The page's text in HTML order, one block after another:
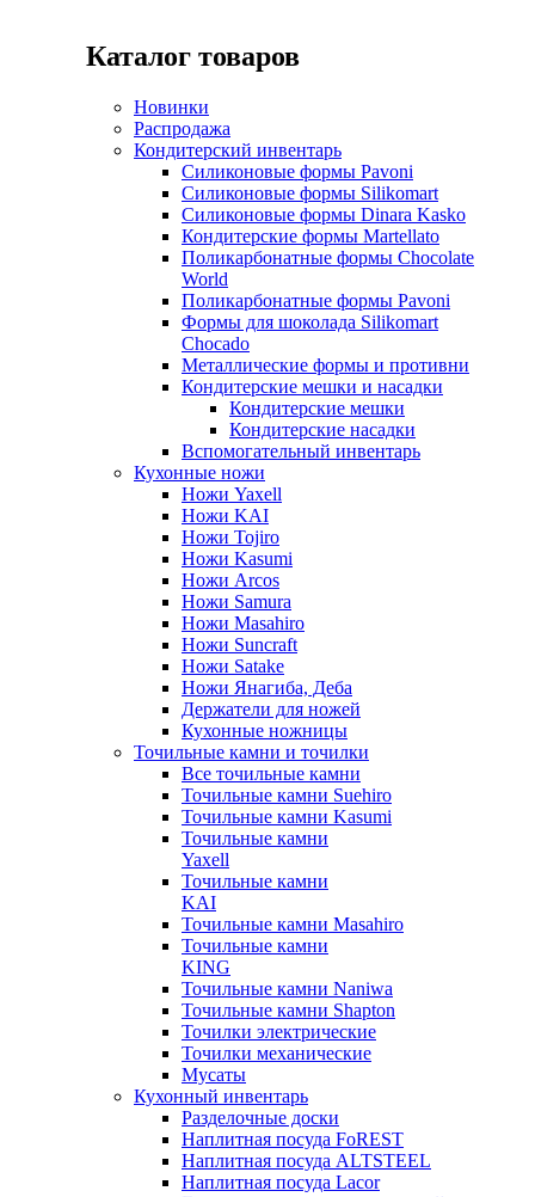
Каталог товаров
Новинки
Распродажа
Кондитерский инвентарь
Силиконовые формы Pavoni
Силиконовые формы Silikomart
Силиконовые формы Dinara Kasko
Кондитерские формы Martellato
Поликарбонатные формы Chocolate
World
Поликарбонатные формы Pavoni
Формы для шоколада Silikomart
Chocado
Металлические формы и противни
Кондитерские мешки и насадки
Кондитерские мешки
Кондитерские насадки
Вспомогательный инвентарь
Кухонные ножи
Ножи Yaxell
Ножи KAI
Ножи Tojiro
Ножи Kasumi
Ножи Arcos
Ножи Samura
Ножи Masahiro
Ножи Suncraft
Ножи Satake
Ножи Янагиба, Деба
Держатели для ножей
Кухонные ножницы
Точильные камни и точилки
Все точильные камни
Точильные камни Suehiro
Точильные камни Kasumi
Точильные камни
Yaxell
Точильные камни
KAI
Точильные камни Masahiro
Точильные камни
KING
Точильные камни Naniwa
Точильные камни Shapton
Точилки электрические
Точилки механические
Мусаты
Кухонный инвентарь
Разделочные доски
Наплитная посуда FoREST
Наплитная посуда ALTSTEEL
Наплитная посуда Lacor